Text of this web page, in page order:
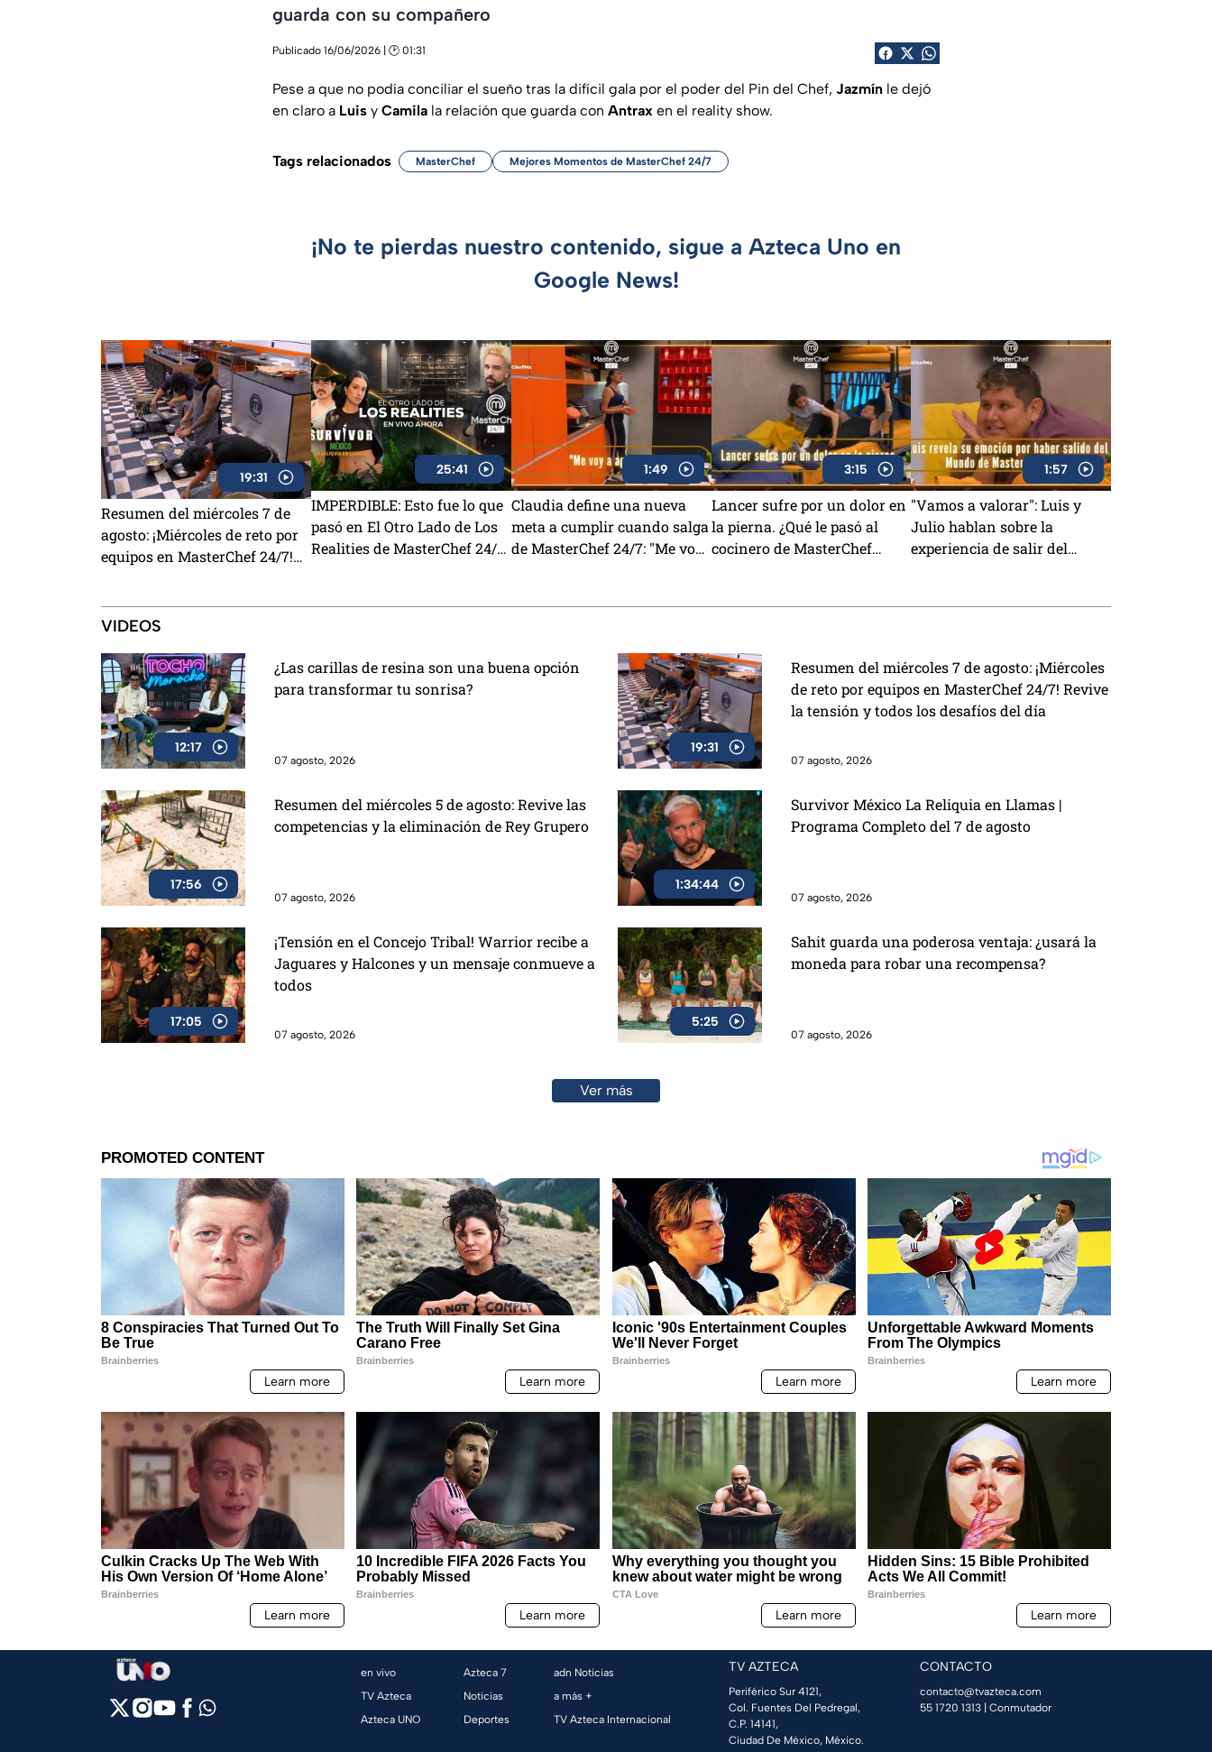
guarda con su compañero
Publicado 16/06/2026 | 🕑 01:31
Pese a que no podía conciliar el sueño tras la difícil gala por el poder del Pin del Chef, Jazmín le dejó
en claro a Luis y Camila la relación que guarda con Antrax en el reality show.
Tags relacionados MasterChef Mejores Momentos de MasterChef 24/7
¡No te pierdas nuestro contenido, sigue a Azteca Uno en
Google News!
19:31
Resumen del miércoles 7 de
agosto: ¡Miércoles de reto por
equipos en MasterChef 24/7!
25:41
IMPERDIBLE: Esto fue lo que
pasó en El Otro Lado de Los
Realities de MasterChef 24/7
1:49
Claudia define una nueva
meta a cumplir cuando salga
de MasterChef 24/7: "Me voy
3:15
Lancer sufre por un dolor en
la pierna. ¿Qué le pasó al
cocinero de MasterChef
1:57
"Vamos a valorar": Luis y
Julio hablan sobre la
experiencia de salir del
VIDEOS
12:17
¿Las carillas de resina son una buena opción
para transformar tu sonrisa?
07 agosto, 2026
19:31
Resumen del miércoles 7 de agosto: ¡Miércoles
de reto por equipos en MasterChef 24/7! Revive
la tensión y todos los desafíos del día
07 agosto, 2026
17:56
Resumen del miércoles 5 de agosto: Revive las
competencias y la eliminación de Rey Grupero
07 agosto, 2026
1:34:44
Survivor México La Reliquia en Llamas |
Programa Completo del 7 de agosto
07 agosto, 2026
17:05
¡Tensión en el Concejo Tribal! Warrior recibe a
Jaguares y Halcones y un mensaje conmueve a
todos
07 agosto, 2026
5:25
Sahit guarda una poderosa ventaja: ¿usará la
moneda para robar una recompensa?
07 agosto, 2026
Ver más
en vivo
TV Azteca
Azteca UNO
Azteca 7
Noticias
Deportes
adn Noticias
a más +
TV Azteca Internacional
TV AZTECA
Periférico Sur 4121,
Col. Fuentes Del Pedregal,
C.P. 14141,
Ciudad De México, México.
CONTACTO
contacto@tvazteca.com
55 1720 1313 | Conmutador